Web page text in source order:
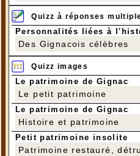
Quizz à réponses
Personnalités liées à
Des Gignacois célèbres
Quizz images
Le patrimoine de Gignac
Le petit patrimoine
Le patrimoine de Gignac
Histoire et patrimoine
Petit patrimoine insolite
Patrimoine restauré,